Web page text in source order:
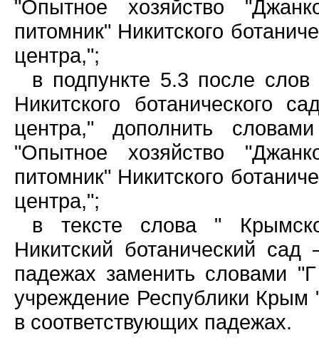
"Опытное хозяйство
питомник" Никитского
центра,";
в подпункте 5.3 после
Никитского ботанического
центра," дополнить
"Опытное хозяйство
питомник" Никитского
центра,";
в тексте слова "
Никитский ботанический
падежах заменить словами
учреждение Республики Крым
в соответствующих падежах.